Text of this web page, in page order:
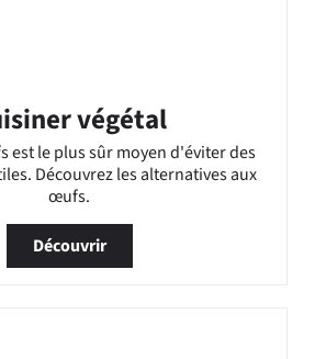
végétal
est le plus sûr moyen d'éviter des
Découvrez les alternatives aux
œufs.
Découvrir